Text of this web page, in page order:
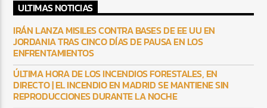
ULTIMAS NOTICIAS
IRÁN LANZA MISILES CONTRA BASES DE EE UU EN
JORDANIA TRAS CINCO DÍAS DE PAUSA EN LOS
ENFRENTAMIENTOS
ÚLTIMA HORA DE LOS INCENDIOS FORESTALES, EN
DIRECTO | EL INCENDIO EN MADRID SE MANTIENE SIN
REPRODUCCIONES DURANTE LA NOCHE